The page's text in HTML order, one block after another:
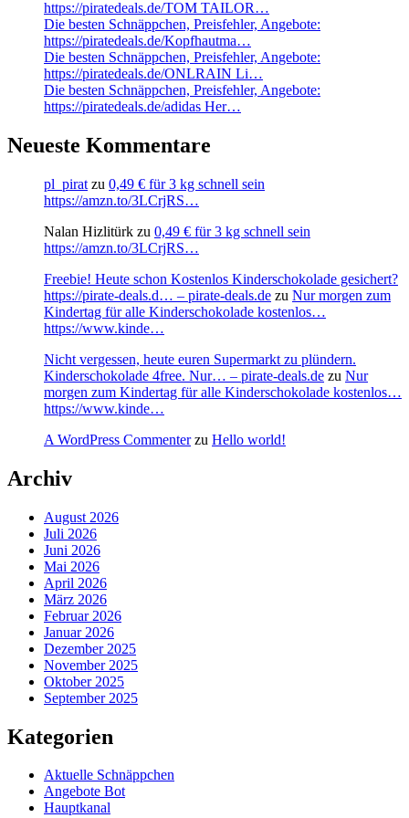
https://piratedeals.de/TOM TAILOR…
Die besten Schnäppchen, Preisfehler, Angebote:
https://piratedeals.de/Kopfhautma…
Die besten Schnäppchen, Preisfehler, Angebote:
https://piratedeals.de/ONLRAIN Li…
Die besten Schnäppchen, Preisfehler, Angebote:
https://piratedeals.de/adidas Her…
Neueste Kommentare
pl_pirat zu 0,49 € für 3 kg schnell sein
https://amzn.to/3LCrjRS…
Nalan Hizlitürk zu 0,49 € für 3 kg schnell sein
https://amzn.to/3LCrjRS…
Freebie! Heute schon Kostenlos Kinderschokolade gesichert?
https://pirate-deals.d… – pirate-deals.de zu Nur morgen zum
Kindertag für alle Kinderschokolade kostenlos…
https://www.kinde…
Nicht vergessen, heute euren Supermarkt zu plündern.
Kinderschokolade 4free. Nur… – pirate-deals.de zu Nur
morgen zum Kindertag für alle Kinderschokolade kostenlos…
https://www.kinde…
A WordPress Commenterzu Hello world!
Archiv
August 2026
Juli 2026
Juni 2026
Mai 2026
April 2026
März 2026
Februar 2026
Januar 2026
Dezember 2025
November 2025
Oktober 2025
September 2025
Kategorien
Aktuelle Schnäppchen
Angebote Bot
Hauptkanal